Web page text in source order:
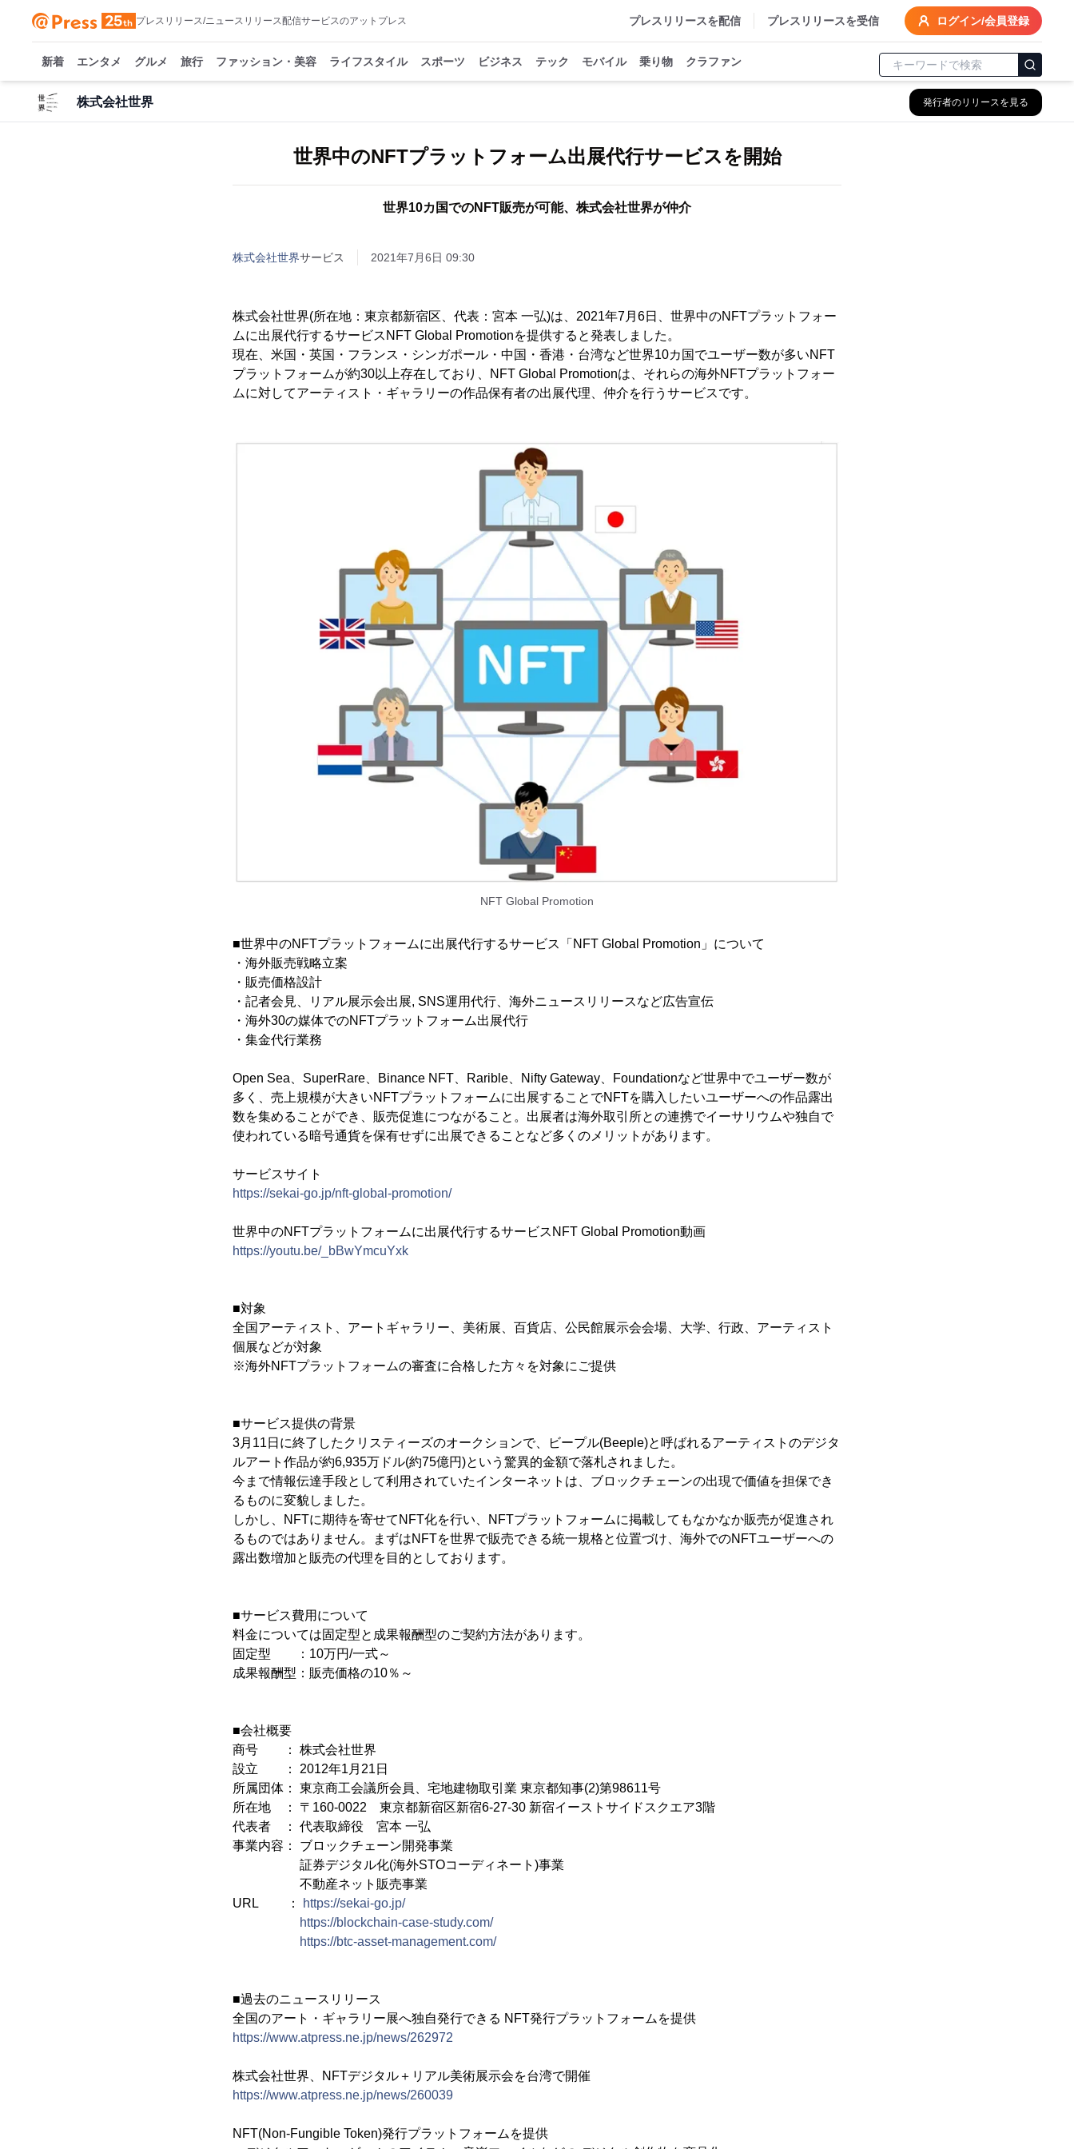
プレスリリース/ニュースリリース配信サービスのアットプレス プレスリリースを配信 プレスリリースを受信 ログイン/会員登録
新着 エンタメ グルメ 旅行 ファッション・美容 ライフスタイル スポーツ ビジネス テック モバイル 乗り物 クラファン
株式会社世界 発行者のリリースを見る
世界中のNFTプラットフォーム出展代行サービスを開始
世界10カ国でのNFT販売が可能、株式会社世界が仲介
株式会社世界サービス 2021年7月6日 09:30
株式会社世界(所在地：東京都新宿区、代表：宮本 一弘)は、2021年7月6日、世界中のNFTプラットフォー
ムに出展代行するサービスNFT Global Promotionを提供すると発表しました。
現在、米国・英国・フランス・シンガポール・中国・香港・台湾など世界10カ国でユーザー数が多いNFT
プラットフォームが約30以上存在しており、NFT Global Promotionは、それらの海外NFTプラットフォー
ムに対してアーティスト・ギャラリーの作品保有者の出展代理、仲介を行うサービスです。
NFT Global Promotion
■世界中のNFTプラットフォームに出展代行するサービス「NFT Global Promotion」について
・海外販売戦略立案
・販売価格設計
・記者会見、リアル展示会出展, SNS運用代行、海外ニュースリリースなど広告宣伝
・海外30の媒体でのNFTプラットフォーム出展代行
・集金代行業務
Open Sea、SuperRare、Binance NFT、Rarible、Nifty Gateway、Foundationなど世界中でユーザー数が
多く、売上規模が大きいNFTプラットフォームに出展することでNFTを購入したいユーザーへの作品露出
数を集めることができ、販売促進につながること。出展者は海外取引所との連携でイーサリウムや独自で
使われている暗号通貨を保有せずに出展できることなど多くのメリットがあります。
サービスサイト
https://sekai-go.jp/nft-global-promotion/
世界中のNFTプラットフォームに出展代行するサービスNFT Global Promotion動画
https://youtu.be/_bBwYmcuYxk
■対象
全国アーティスト、アートギャラリー、美術展、百貨店、公民館展示会会場、大学、行政、アーティスト
個展などが対象
※海外NFTプラットフォームの審査に合格した方々を対象にご提供
■サービス提供の背景
3月11日に終了したクリスティーズのオークションで、ビープル(Beeple)と呼ばれるアーティストのデジタ
ルアート作品が約6,935万ドル(約75億円)という驚異的金額で落札されました。
今まで情報伝達手段として利用されていたインターネットは、ブロックチェーンの出現で価値を担保でき
るものに変貌しました。
しかし、NFTに期待を寄せてNFT化を行い、NFTプラットフォームに掲載してもなかなか販売が促進され
るものではありません。まずはNFTを世界で販売できる統一規格と位置づけ、海外でのNFTユーザーへの
露出数増加と販売の代理を目的としております。
■サービス費用について
料金については固定型と成果報酬型のご契約方法があります。
固定型 ：10万円/一式～
成果報酬型：販売価格の10％～
■会社概要
商号 ： 株式会社世界
設立 ： 2012年1月21日
所属団体： 東京商工会議所会員、宅地建物取引業 東京都知事(2)第98611号
所在地 ： 〒160-0022 東京都新宿区新宿6-27-30 新宿イーストサイドスクエア3階
代表者 ： 代表取締役 宮本 一弘
事業内容： ブロックチェーン開発事業
証券デジタル化(海外STOコーディネート)事業
不動産ネット販売事業
URL ：
https://sekai-go.jp/
https://blockchain-case-study.com/
https://btc-asset-management.com/
■過去のニュースリリース
全国のアート・ギャラリー展へ独自発行できる NFT発行プラットフォームを提供
https://www.atpress.ne.jp/news/262972
株式会社世界、NFTデジタル＋リアル美術展示会を台湾で開催
https://www.atpress.ne.jp/news/260039
NFT(Non-Fungible Token)発行プラットフォームを提供